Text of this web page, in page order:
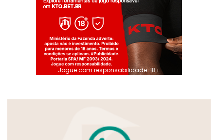
Jogue com responsabilidade. 18+